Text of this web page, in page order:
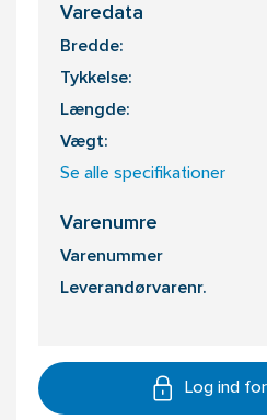
Varedata
Bredde:
Tykkelse:
Længde:
Vægt:
Se alle specifikationer
Varenumre
Varenummer
Leverandørvarenr.
Log ind